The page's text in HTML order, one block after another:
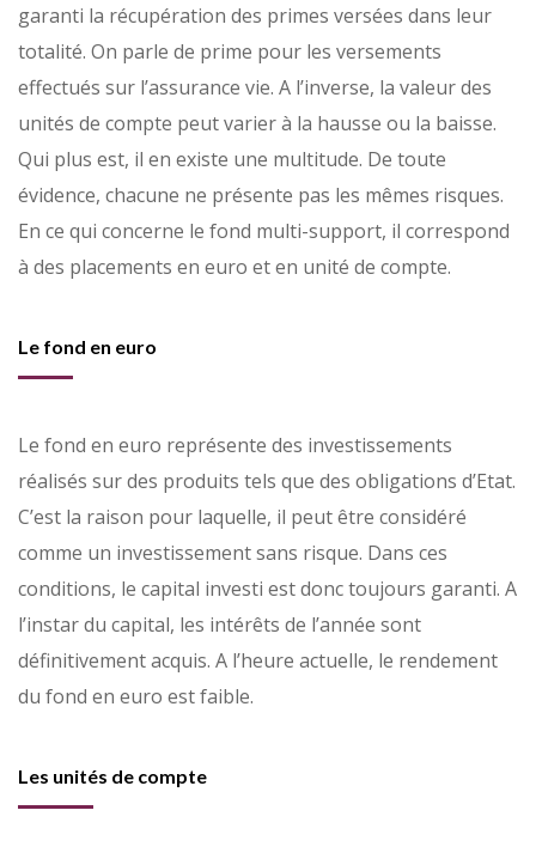
garanti la récupération des primes versées dans leur
totalité. On parle de prime pour les versements
effectués sur l’assurance vie. A l’inverse, la valeur des
unités de compte peut varier à la hausse ou la baisse.
Qui plus est, il en existe une multitude. De toute
évidence, chacune ne présente pas les mêmes risques.
En ce qui concerne le fond multi-support, il correspond
à des placements en euro et en unité de compte.
Le fond en euro
Le fond en euro représente des investissements
réalisés sur des produits tels que des obligations d’Etat.
C’est la raison pour laquelle, il peut être considéré
comme un investissement sans risque. Dans ces
conditions, le capital investi est donc toujours garanti. A
l’instar du capital, les intérêts de l’année sont
définitivement acquis. A l’heure actuelle, le rendement
du fond en euro est faible.
Les unités de compte